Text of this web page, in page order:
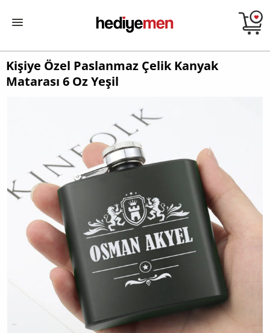
Kişiye Özel Paslanmaz Çelik Kanyak
Matarası 6 Oz Yeşil